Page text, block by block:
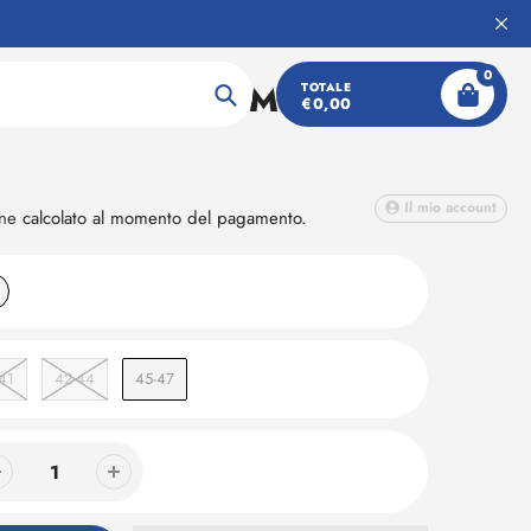
Ricerca
TOTALE
€0,00
0
Il mio account
UOMO
calcolato al momento del pagamento.
42-44 45-47